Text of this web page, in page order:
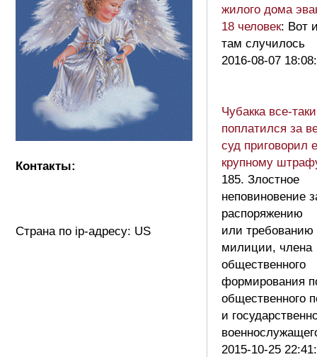
Контакты:
Страна по ip-адресу: US
жилого дома
18 человек: Вот
там случилось
2016-08-07
Чубакка все-таки
поплатился за
суд приговорил
крупному
185. Злостное
неповиновение
распоряжению
или требованию
милиции, члена
общественного
формирования
общественного
и
2015-10-25